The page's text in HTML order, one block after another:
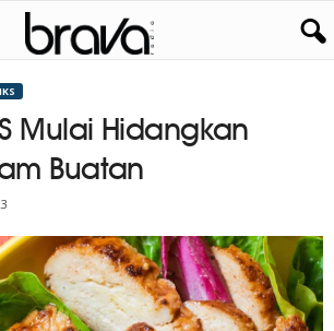
Mulai Hidangkan
Buatan